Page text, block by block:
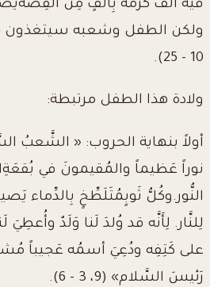
فيه أَلفُ كَرمَة بِأَلفٍ مِنَ
10 - 25).
ولادة هذا الطفل مرتبطة:
أولاً بنهاية الحروب: « الشَّعبُ
نوراً عَظيماً والمُقيمونَ في
النُّور.وكُلُّ ثَوبٍمُتَلَطِّخٍ بِالدِّماء
لِلنَّار. لِأَنَّه قد وُلدَ لَنا وَلَدٌ
على كَتِفِه ودُعِيَ أسمُه عَجيباً مُشيراً
رَئيسَ السَّلام» (9، 3 - 6).